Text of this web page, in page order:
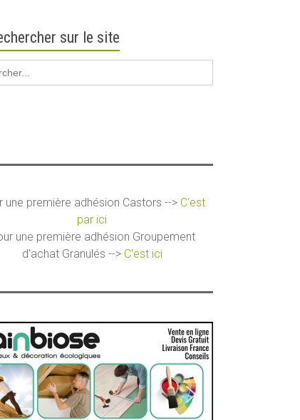
sur le site
une première adhésion Castors --> C'est
par ici
une première adhésion Groupement
d'achat Granulés --> C'est ici